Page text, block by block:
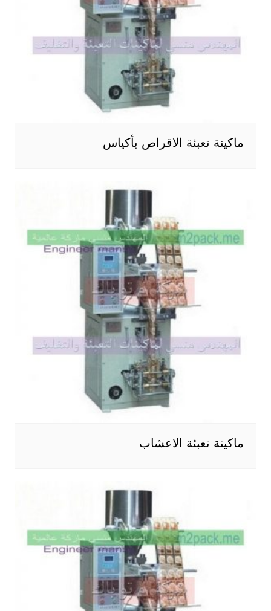
ماكينة تعبئة الاقراص بأكياس
ماكينة تعبئة الاعشاب